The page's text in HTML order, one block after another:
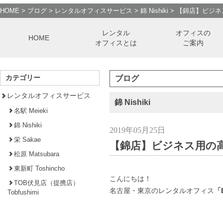
HOME > ブログ > レンタルオフィスサービス > 錦 Nishiki > 【錦店】ビジ
HOME
レンタル
オフィスとは
オフィスの
ご案内
ブログ
錦 Nishiki
2019年05月25日
【錦店】ビジネス用
こんにちは！
名古屋・東京のレンタルオフィス
カテゴリー
レンタルオフィスサービス
名駅 Meieki
錦 Nishiki
栄 Sakae
松原 Matsubara
東新町 Toshincho
TOB伏見店（提携店）
Tobfushimi